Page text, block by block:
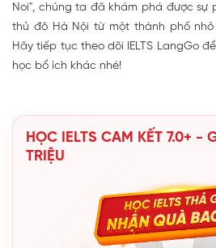
Noi", chúng ta đã khám phá được sự
thủ đô Hà Nội từ một thành phố
Hãy tiếp tục theo dõi IELTS LangGo
học bổ ích khác nhé!
HỌC IELTS CAM KẾT 7.0+ -
TRIỆU